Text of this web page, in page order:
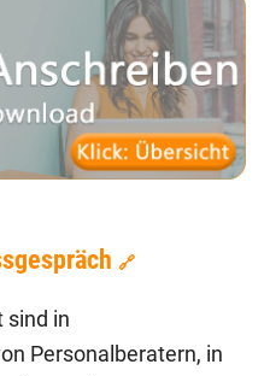
🔗
sind in
Personalberatern, in